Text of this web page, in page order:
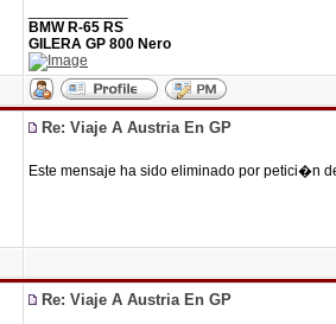
BMW R-65 RS
GILERA GP 800 Nero
Re: Viaje A Austria En GP
Este mensaje ha sido eliminado por petici�n
Re: Viaje A Austria En GP